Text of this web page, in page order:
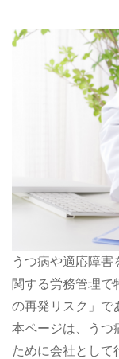
うつ病や適応障
関する労務管理で
の再発リスク」で
本ページは、うつ
ために会社として